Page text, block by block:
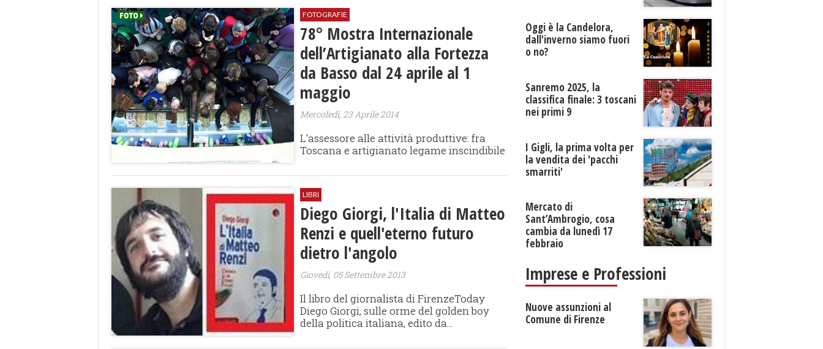
FOTOGRAFIE
78° Mostra Internazionale
dell’Artigianato alla Fortezza
da Basso dal 24 aprile al 1
maggio
Mercoledì, 23 Aprile 2014
L'assessore alle attività produttive: fra
Toscana e artigianato legame inscindibile
LIBRI
Diego Giorgi, l'Italia di Matteo
Renzi e quell'eterno futuro
dietro l'angolo
Giovedì, 05 Settembre 2013
Il libro del giornalista di FirenzeToday
Diego Giorgi, sulle orme del golden boy
della politica italiana, edito da...
Oggi è la Candelora,
dall'inverno siamo fuori
o no?
Sanremo 2025, la
classifica finale: 3 toscani
nei primi 9
I Gigli, la prima volta per
la vendita dei 'pacchi
smarriti'
Mercato di
Sant’Ambrogio, cosa
cambia da lunedì 17
febbraio
Imprese e Professioni
Nuove assunzioni al
Comune di Firenze